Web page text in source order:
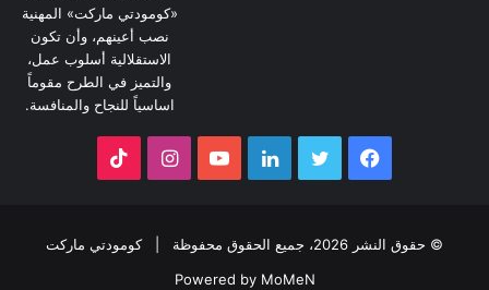
«كومودتي ماركت» المهنية
نصب أعينهم، وأن تكون
الاستقلالية أسلوب عمل،
والتميز في الطرح مقوماً
اساسياً للنجاح والمنافسة.
فيسبوك تويتر لينكدإنيوتيوبانستقرام
© حقوق النشر 2026، جميع الحقوق محفوظة |
كومودتي ماركت
Powered by MoMeN